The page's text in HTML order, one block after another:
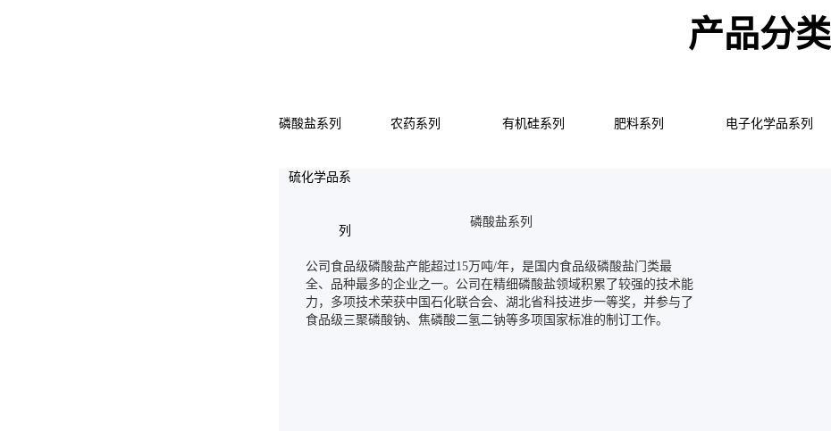
产品分类
磷酸盐系列 农药系列 有机硅系列 肥料系列 电子化学品系列
硫化学品系
列
磷酸盐系列
公司食品级磷酸盐产能超过15万吨/年，是国内食品级磷酸盐门类最
全、品种最多的企业之一。公司在精细磷酸盐领域积累了较强的技术能
力，多项技术荣获中国石化联合会、湖北省科技进步一等奖，并参与了
食品级三聚磷酸钠、焦磷酸二氢二钠等多项国家标准的制订工作。